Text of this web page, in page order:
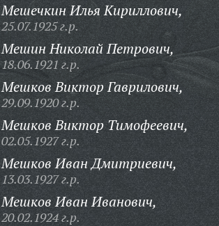
Мешечкин Илья Кириллович,
25.07.1925 г.р.
Мешин Николай Петрович,
18.06.1921 г.р.
Мешков Виктор Гаврилович,
29.09.1920 г.р.
Мешков Виктор Тимофеевич,
02.05.1927 г.р.
Мешков Иван Дмитриевич,
13.03.1927 г.р.
Мешков Иван Иванович,
20.02.1924 г.р.